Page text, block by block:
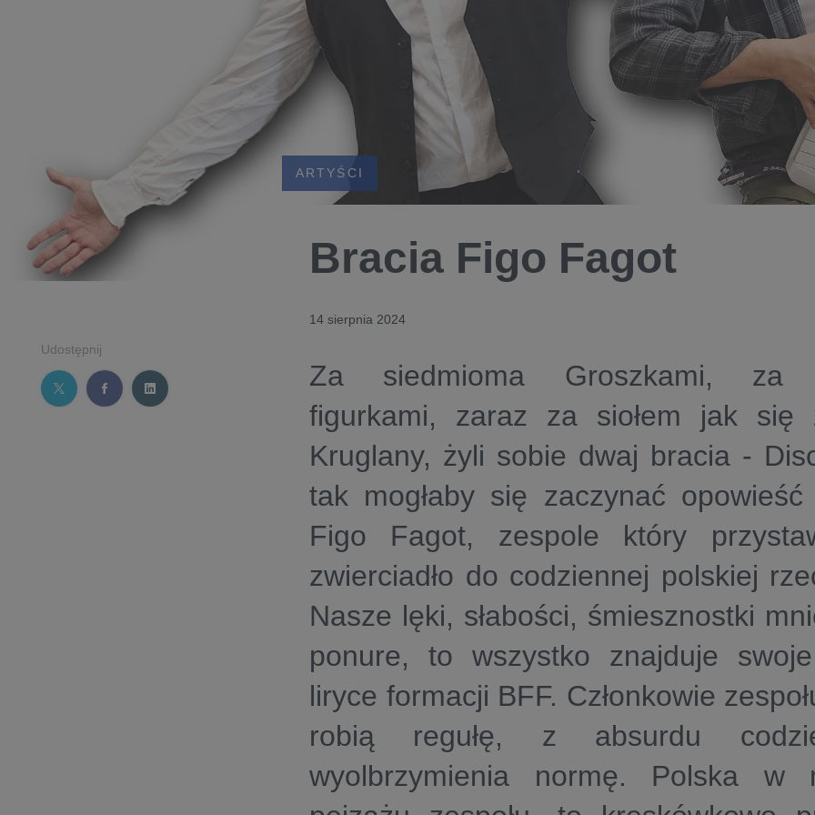
Udostępnij
ARTYŚCI
Bracia Figo Fagot
14 sierpnia 2024
Za siedmioma Groszkami, za
figurkami, zaraz za siołem jak się
Kruglany, żyli sobie dwaj bracia -
tak mogłaby się zaczynać
Figo Fagot, zespole który
zwierciadło do codziennej polskiej
Nasze lęki, słabości, śmiesznostki
ponure, to wszystko znajduje
liryce formacji BFF. Członkowie
robią regułę, z absurdu
wyolbrzymienia normę. Polska w